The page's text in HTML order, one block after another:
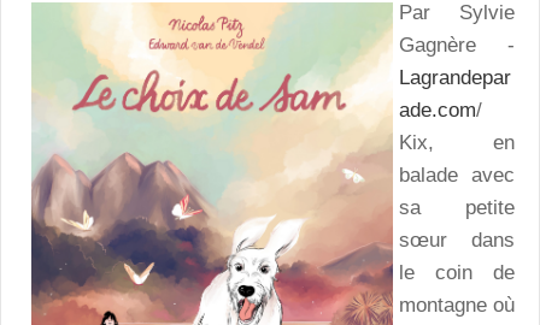
Par Sylvie
Gagnère -
Lagrandepar
ade.com/
Kix, en
balade avec
sa petite
sœur dans
le coin de
montagne où